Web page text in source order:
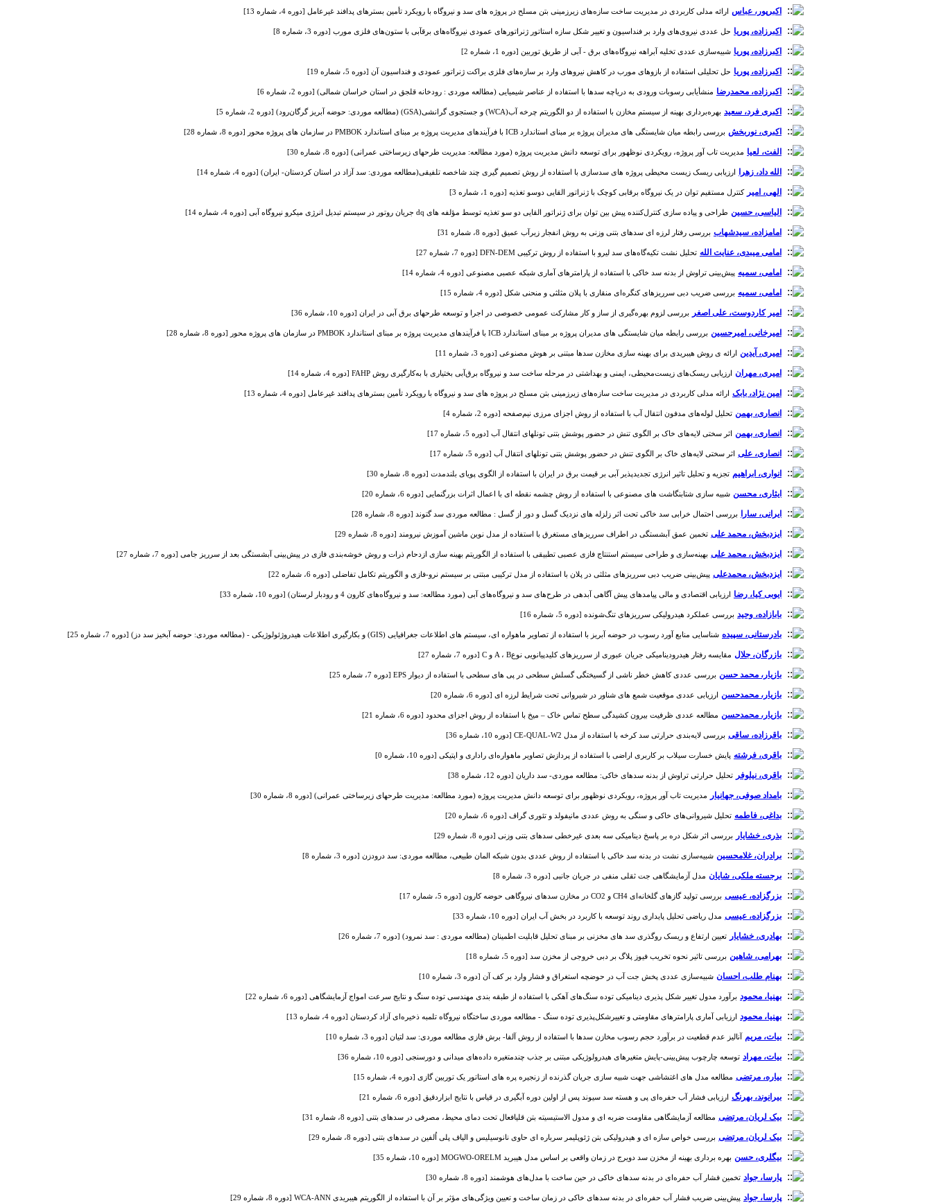
اکبرپور، عباس ارائه مدلی کاربردی در مدیریت ساخت سازه‌های زیرزمینی بتن مسلح در پروژه های سد و نیروگاه با رویکرد تأمین بسترهای پدافند غیرعامل [دوره 4، شماره 13]
اکبرزاده، پوریا حل عددی نیروی‌های وارد بر فنداسیون و تغییر شکل سازه استاتور ژنراتورهای عمودی نیروگاه‌های برقآبی با ستون‌های فلزی مورب [دوره 3، شماره 8]
اکبرزاده، پوریا شبیه‌سازی عددی تخلیه آبراهه نیروگاه‌های برق - آبی از طریق توربین [دوره 1، شماره 2]
اکبرزاده، پوریا حل تحلیلی استفاده از بازوهای مورب در کاهش نیروهای وارد بر سازه‌های فلزی براکت ژنراتور عمودی و فنداسیون آن [دوره 5، شماره 19]
اکبرزاده، محمدرضا منشأیابی رسوبات ورودی به دریاچه سدها با استفاده از عناصر شیمیایی (مطالعه موردی : رودخانه قلجق در استان خراسان شمالی) [دوره 2، شماره 6]
اکبری فرد، سعید بهره‌برداری بهینه از سیستم مخازن با استفاده از دو الگوریتم چرخه آب(WCA) و جستجوی گرانشی(GSA) (مطالعه موردی: حوضه آبریز گرگان‌رود) [دوره 2، شماره 5]
اکبری، نوربخش بررسی رابطه میان شایستگی های مدیران پروژه بر مبنای استاندارد ICB با فرآیندهای مدیریت پروژه بر مبنای استاندارد PMBOK در سازمان های پروژه محور [دوره 8، شماره 28]
الفت، لعیا مدیریت تاب آور پروژه، رویکردی نوظهور برای توسعه دانش مدیریت پروژه (مورد مطالعه: مدیریت طرحهای زیرساختی عمرانی) [دوره 8، شماره 30]
الله داد، زهرا ارزیابی ریسک زیست محیطی پروژه های سدسازی با استفاده از روش تصمیم گیری چند شاخصه تلفیقی(مطالعه موردی: سد آزاد در استان کردستان- ایران) [دوره 4، شماره 14]
الهی، امیر کنترل مستقیم توان در یک نیروگاه برقابی کوچک با ژنراتور القایی دوسو تغذیه [دوره 1، شماره 3]
الیاسی، حسین طراحی و پیاده سازی کنترل‌کننده پیش بین توان برای ژنراتور القایی دو سو تغذیه توسط مؤلفه های dq جریان روتور در سیستم تبدیل انرژی میکرو نیروگاه آبی [دوره 4، شماره 14]
امامزاده، سیدشهاب بررسی رفتار لرزه ای سدهای بتنی وزنی به روش انفجار زیرآب عمیق [دوره 8، شماره 31]
امامی میبدی، عنایت الله تحلیل نشت تکیه‌گاه‌های سد لیرو با استفاده از روش ترکیبی DFN-DEM [دوره 7، شماره 27]
امامی، سمیه پیش‌بینی تراوش از بدنه سد خاکی با استفاده از پارامترهای آماری شبکه عصبی مصنوعی [دوره 4، شماره 14]
امامی، سمیه بررسی ضریب دبی سرریزهای کنگره‌ای منقاری با پلان مثلثی و منحنی شکل [دوره 4، شماره 15]
امیر کاردوست، علی اصغر بررسی لزوم بهره‌گیری از ساز و کار مشارکت عمومی خصوصی در اجرا و توسعه طرحهای برق آبی در ایران [دوره 10، شماره 36]
امیرخانی، امیرحسین بررسی رابطه میان شایستگی های مدیران پروژه بر مبنای استاندارد ICB با فرآیندهای مدیریت پروژه بر مبنای استاندارد PMBOK در سازمان های پروژه محور [دوره 8، شماره 28]
امیری، آیدین ارائه ی روش هیبریدی برای بهینه سازی مخازن سدها مبتنی بر هوش مصنوعی [دوره 3، شماره 11]
امیری، مهران ارزیابی ریسک‌های زیست‌محیطی، ایمنی و بهداشتی در مرحله ساخت سد و نیروگاه برق‌آبی بختیاری با به‌کارگیری روش FAHP [دوره 4، شماره 14]
امین نژاد، بابک ارائه مدلی کاربردی در مدیریت ساخت سازه‌های زیرزمینی بتن مسلح در پروژه های سد و نیروگاه با رویکرد تأمین بسترهای پدافند غیرعامل [دوره 4، شماره 13]
انصاری، بهمن تحلیل لوله‌های مدفون انتقال آب با استفاده از روش اجزای مرزی نیم‌صفحه [دوره 2، شماره 4]
انصاری، بهمن اثر سختی لایه‌های خاک بر الگوی تنش در حضور پوشش بتنی تونلهای انتقال آب [دوره 5، شماره 17]
انصاری، علی اثر سختی لایه‌های خاک بر الگوی تنش در حضور پوشش بتنی تونلهای انتقال آب [دوره 5، شماره 17]
انواری، ابراهیم تجزیه و تحلیل تاثیر انرژی تجدیدپذیر آبی بر قیمت برق در ایران با استفاده از الگوی پویای بلندمدت [دوره 8، شماره 30]
ایثاری، محسن شبیه سازی شتابنگاشت های مصنوعی با استفاده از روش چشمه نقطه ای با اعمال اثرات بزرگنمایی [دوره 6، شماره 20]
ایرانی، سارا بررسی احتمال خرابی سد خاکی تحت اثر زلزله های نزدیک گسل و دور از گسل : مطالعه موردی سد گتوند [دوره 8، شماره 28]
ایزدبخش، محمد علی تخمین عمق آبشستگی در اطراف سرریزهای مستغرق با استفاده از مدل نوین ماشین آموزش نیرومند [دوره 8، شماره 29]
ایزدبخش، محمد علی بهینه‌سازی و طراحی سیستم استنتاج فازی عصبی تطبیقی با استفاده از الگوریتم بهینه سازی ازدحام ذرات و روش خوشه‌بندی فازی در پیش‌بینی آبشستگی بعد از سرریز جامی [دوره 7، شماره 27]
ایزدبخش، محمدعلی پیش‌بینی ضریب دبی سرریزهای مثلثی در پلان با استفاده از مدل ترکیبی مبتنی بر سیستم نرو-فازی و الگوریتم تکامل تفاضلی [دوره 6، شماره 22]
ایوبی کیا، رضا ارزیابی اقتصادی و مالی پیامدهای پیش آگاهی آبدهی در طرح‌های سد و نیروگاه‌های آبی (مورد مطالعه: سد و نیروگاه‌های کارون 4 و رودبار لرستان) [دوره 10، شماره 33]
بابازاده، وحید بررسی عملکرد هیدرولیکی سرریزهای تنگ‌شونده [دوره 5، شماره 16]
بادرستانی، سپیده شناسایی منابع آورد رسوب در حوضه آبریز با استفاده از تصاویر ماهواره ای، سیستم های اطلاعات جغرافیایی (GIS) و بکارگیری اطلاعات هیدروژئولوژیکی - (مطالعه موردی: حوضه آبخیز سد دز) [دوره 7، شماره 25]
بازرگان، جلال مقایسه رفتار هیدرودینامیکی جریان عبوری از سرریزهای کلید‌پیانویی نوعA ، B و C [دوره 7، شماره 27]
بازیار، محمد حسن بررسی عددی کاهش خطر ناشی از گسیختگی گسلش سطحی در پی های سطحی با استفاده از دیوار EPS [دوره 7، شماره 25]
بازیار، محمدحسن ارزیابی عددی موقعیت شمع های شناور در شیروانی تحت شرایط لرزه ای [دوره 6، شماره 20]
بازیار، محمدحسن مطالعه عددی ظرفیت بیرون کشیدگی سطح تماس خاک – میخ با استفاده از روش اجزای محدود [دوره 6، شماره 21]
باقرزاده، ساقی بررسی لایه‌بندی حرارتی سد کرخه با استفاده از مدل CE-QUAL-W2 [دوره 10، شماره 36]
باقری، فرشته پایش خسارت سیلاب بر کاربری اراضی با استفاده از پردازش تصاویر ماهواره‌ای راداری و اپتیکی [دوره 10، شماره 0]
باقری، نیلوفر تحلیل حرارتی تراوش از بدنه سد‌های خاکی: مطالعه موردی- سد داریان [دوره 12، شماره 38]
بامداد صوفی، جهانیار مدیریت تاب آور پروژه، رویکردی نوظهور برای توسعه دانش مدیریت پروژه (مورد مطالعه: مدیریت طرحهای زیرساختی عمرانی) [دوره 8، شماره 30]
بداغی، فاطمه تحلیل شیروانی‌های خاکی و سنگی به روش عددی مانیفولد و تئوری گراف [دوره 6، شماره 20]
بذری، خشایار بررسی اثر شکل دره بر پاسخ دینامیکی سه بعدی غیرخطی سدهای بتنی وزنی [دوره 8، شماره 29]
برادران، غلامحسین شبیه‌سازی نشت در بدنه‌ سد خاکی با استفاده از روش عددی بدون شبکه المان طبیعی، مطالعه موردی: سد درودزن [دوره 3، شماره 8]
برجسته ملکی، شایان مدل آزمایشگاهی جت ثقلی منفی در جریان جانبی [دوره 3، شماره 8]
بزرگزاده، عیسی بررسی تولید گازهای گلخانه‌ای CH4 و CO2 در مخازن سدهای نیروگاهی حوضه کارون [دوره 5، شماره 17]
بزرگزاده، عیسی مدل ریاضی تحلیل پایداری روند توسعه با کاربرد در بخش آب ایران [دوره 10، شماره 33]
بهادری، خشایار تعیین ارتفاع و ریسک روگذری سد های مخزنی بر مبنای تحلیل قابلیت اطمینان (مطالعه موردی : سد نمرود) [دوره 7، شماره 26]
بهرامی، شاهین بررسی تاثیر نحوه تخریب فیوز پلاگ بر دبی خروجی از مخزن سد [دوره 5، شماره 18]
بهنام طلب، احسان شبیه‌سازی عددی پخش جت آب در حوضچه استغراق و فشار وارد بر کف آن [دوره 3، شماره 10]
بهنیا، محمود برآورد مدول تغییر شکل پذیری دینامیکی توده سنگ‌های آهکی با استفاده از طبقه بندی مهندسی توده سنگ و نتایج سرعت امواج آزمایشگاهی [دوره 6، شماره 22]
بهنیا، محمود ارزیابی آماری پارامترهای مقاومتی و تغییرشکل‌پذیری توده سنگ - مطالعه موردی ساختگاه نیروگاه تلمبه ذخیره‌ای آزاد کردستان [دوره 4، شماره 13]
بیات، مریم آنالیز عدم قطعیت در برآورد حجم رسوب مخازن سدها با استفاده از روش آلفا- برش فازی مطالعه موردی: سد لتیان [دوره 3، شماره 10]
بیات، مهراد توسعه چارچوب پیش‌بینی-پایش متغیرهای هیدرولوژیکی مبتنی بر جذب چندمتغیره داده‌های میدانی و دورسنجی [دوره 10، شماره 36]
بیاره، مرتضی مطالعه مدل های اغتشاشی جهت شبیه سازی جریان گذرنده از زنجیره پره های استاتور یک توربین گازی [دوره 4، شماره 15]
بیرانوند، بهرنگ ارزیابی فشار آب حفره‌ای پی و هسته سد سیوند پس از اولین دوره آبگیری در قیاس با نتایج ابزاردقیق [دوره 6، شماره 21]
بیک لریان، مرتضی مطالعه آزمایشگاهی مقاومت ضربه ای و مدول الاستیسیته بتن قلیافعال تحت دمای محیط، مصرفی در سدهای بتنی [دوره 8، شماره 31]
بیک لریان، مرتضی بررسی خواص سازه ای و هیدرولیکی بتن ژئوپلیمر سرباره ای حاوی نانوسیلیس و الیاف پلی اُلفین در سدهای بتنی [دوره 8، شماره 29]
بیگلری، حسن بهره برداری بهینه از مخزن سد دویرج در زمان واقعی بر اساس مدل هیبرید MOGWO-ORELM [دوره 10، شماره 35]
پارسا، جواد تخمین فشار آب حفره‌ای در بدنه ‌سدهای‌ خاکی‌ در حین ساخت با مدل‌های هوشمند [دوره 8، شماره 30]
پارسا، جواد پیش‌بینی ضریب فشار آب حفره‌ای در بدنه ‌سد‌های ‌خاکی‌ در زمان ساخت و تعیین ویژگی‌های مؤثر بر آن با استفاده از الگوریتم هیبریدی WCA-ANN [دوره 8، شماره 29]